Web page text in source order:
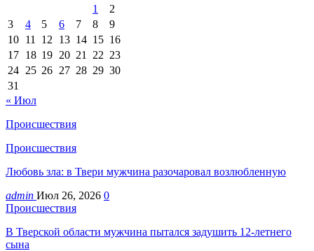
1
2
3
4 5 6 7 8
9
10 11 12 13 14 15 16
17 18 19 20 21 22 23
24 25 26 27 28 29 30
31
« Июл
Происшествия
Происшествия
Любовь зла: в Твери мужчина разочаровал возлюбленную
admin Июл 26, 2026 0
Происшествия
В Тверской области мужчина пытался задушить 12-летнего
сына